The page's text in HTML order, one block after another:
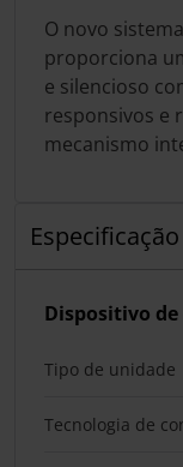
O novo
proporciona
e silencioso
responsivos e
mecanismo
Especificação
Dispositivo
Tipo de unidade
Tecnologia de